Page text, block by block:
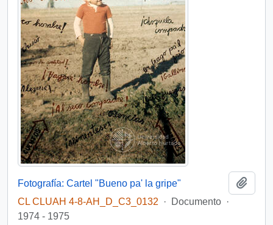
Fotografía: Cartel "Bueno pa' la gripe"
CL CLUAH 4-8-AH_D_C3_0132
· Documento ·
1974 - 1975